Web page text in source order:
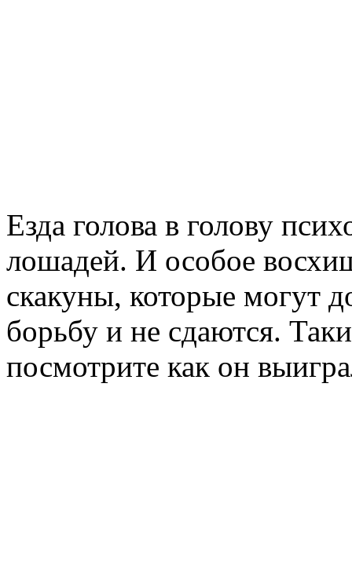
Езда голова в голову
лошадей. И особое
скакуны, которые могут
борьбу и не сдаются.
посмотрите как он